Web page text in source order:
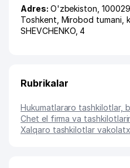
Adres: O'zbekiston, 100029,
Toshkent Mirobod tumani
SHEVCHENKO, 4
Rubrikalar
Hukumatlararo tashkilotlar,
Chet el firma va
Xalqaro tashkilotlar